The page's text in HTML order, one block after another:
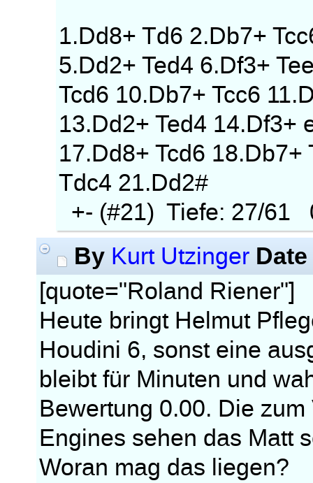
1.Dd8+ Td6 2.Db7+
5.Dd2+ Ted4 6.Df3+
Tcd6 10.Db7+ Tcc6
13.Dd2+ Ted4 14.Df3+
17.Dd8+ Tcd6
Tdc4 21.Dd2#
+- (#21) Tiefe: 27/61
By Kurt Utzinger Date
[quote="Roland Riener"]
Heute bringt Helmut
Houdini 6, sonst eine
bleibt für Minuten und
Bewertung 0.00. Die
Engines sehen das Matt
Woran mag das liegen?